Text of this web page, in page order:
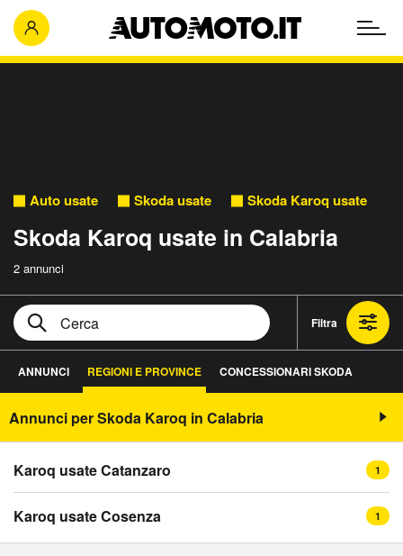
Auto usate Skoda usate Skoda Karoq usate
Skoda Karoq usate in Calabria
2 annunci
Filtra
ANNUNCI REGIONI E PROVINCE CONCESSIONARI SKODA
Annunci per Skoda Karoq in Calabria
Karoq usate Catanzaro 1
Karoq usate Cosenza 1